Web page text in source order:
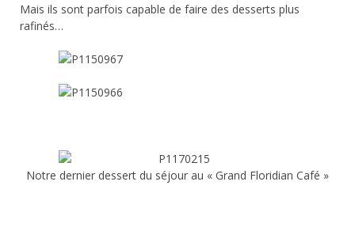
Mais ils sont parfois capable de faire des desserts plus
rafinés…
Notre dernier dessert du séjour au « Grand Floridian Café »